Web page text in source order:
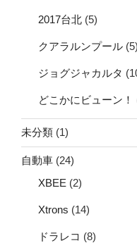
2017台北 (5)
クアラルンプール (5)
ジョグジャカルタ
どこかにビューン！
未分類 (1)
自動車 (24)
XBEE (2)
Xtrons (14)
ドラレコ (8)